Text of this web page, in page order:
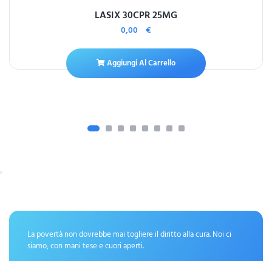
LASIX 30CPR 25MG
0,00 €
Aggiungi Al Carrello
La povertà non dovrebbe mai togliere il diritto alla cura. Noi ci
siamo, con mani tese e cuori aperti.